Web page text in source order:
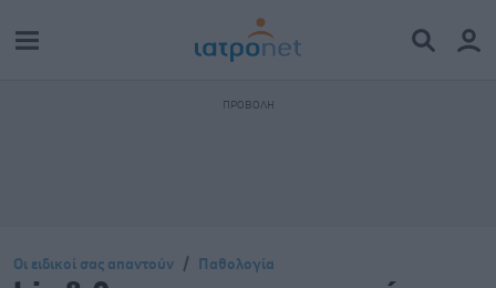
Οι ειδικοί σας απαντούν Παθολογία